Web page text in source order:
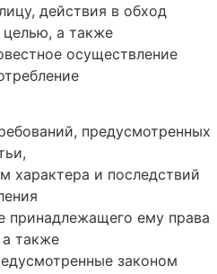
действия в обход
целью, а также
осуществление
предусмотренных
характера и последствий
принадлежащего ему права
также
законом